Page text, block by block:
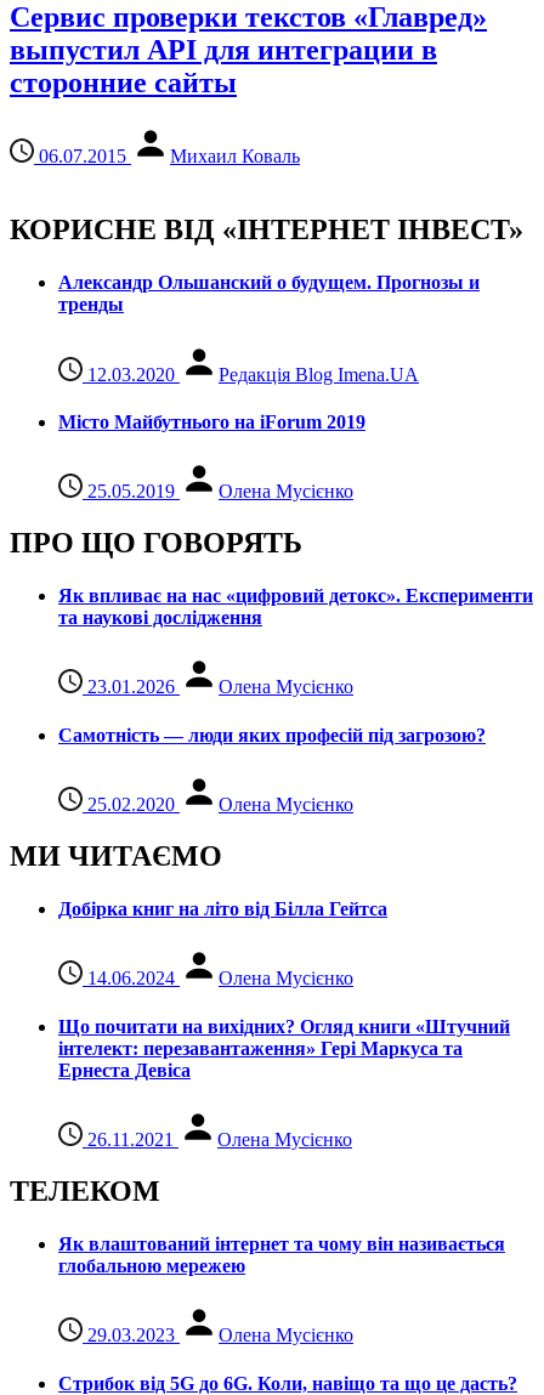
Сервис проверки текстов «Главред»
выпустил API для интеграции в
сторонние сайты
06.07.2015 Михаил Коваль
КОРИСНЕ ВІД «ІНТЕРНЕТ ІНВЕСТ»
Александр Ольшанский о будущем. Прогнозы и
тренды
12.03.2020 Редакція Blog Imena.UA
Місто Майбутнього на iForum 2019
25.05.2019 Олена Мусієнко
ПРО ЩО ГОВОРЯТЬ
Як впливає на нас «цифровий детокс». Експерименти
та наукові дослідження
23.01.2026 Олена Мусієнко
Самотність — люди яких професій під загрозою?
25.02.2020 Олена Мусієнко
МИ ЧИТАЄМО
Добірка книг на літо від Білла Гейтса
14.06.2024 Олена Мусієнко
Що почитати на вихідних? Огляд книги «Штучний
інтелект: перезавантаження» Гері Маркуса та
Ернеста Девіса
26.11.2021 Олена Мусієнко
ТЕЛЕКОМ
Як влаштований інтернет та чому він називається
глобальною мережею
29.03.2023 Олена Мусієнко
Стрибок від 5G до 6G. Коли, навіщо та що це даcть?